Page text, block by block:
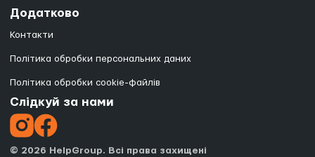
Додатково
Контакти
Політика обробки персональних даних
Політика обробки cookie-файлів
Слідкуй за нами
© 2026 HelpGroup. Всі права захищені